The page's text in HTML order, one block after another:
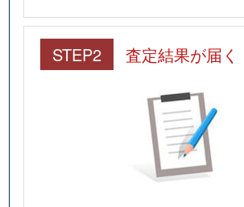
STEP2 査定結果が届く